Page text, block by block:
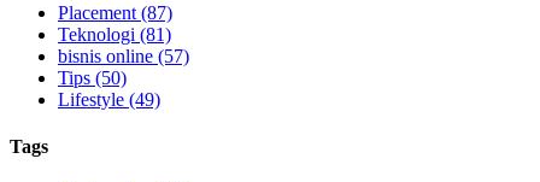
Placement (87)
Teknologi (81)
bisnis online (57)
Tips (50)
Lifestyle (49)
Tags